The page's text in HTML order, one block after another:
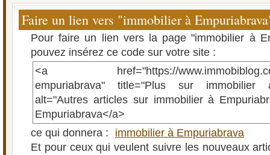
Faire un lien vers "immobilier à
Pour faire un lien vers la page "immobilier à
pouvez insérez ce code sur votre site :
<a href="https://
empuriabrava" title="Plus sur immobilier
alt="Autres articles sur immobilier à
Empuriabrava</a>
ce qui donnera :
immobilier à Empuriabrava
Et pour ceux qui veulent suivre les nouveaux